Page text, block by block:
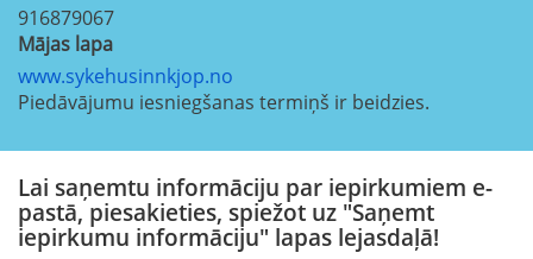
916879067
Mājas lapa
www.sykehusinnkjop.no
Piedāvājumu iesniegšanas termiņš ir beidzies.
Lai saņemtu informāciju par iepirkumiem e-
pastā, piesakieties, spiežot uz "Saņemt
iepirkumu informāciju" lapas lejasdaļā!